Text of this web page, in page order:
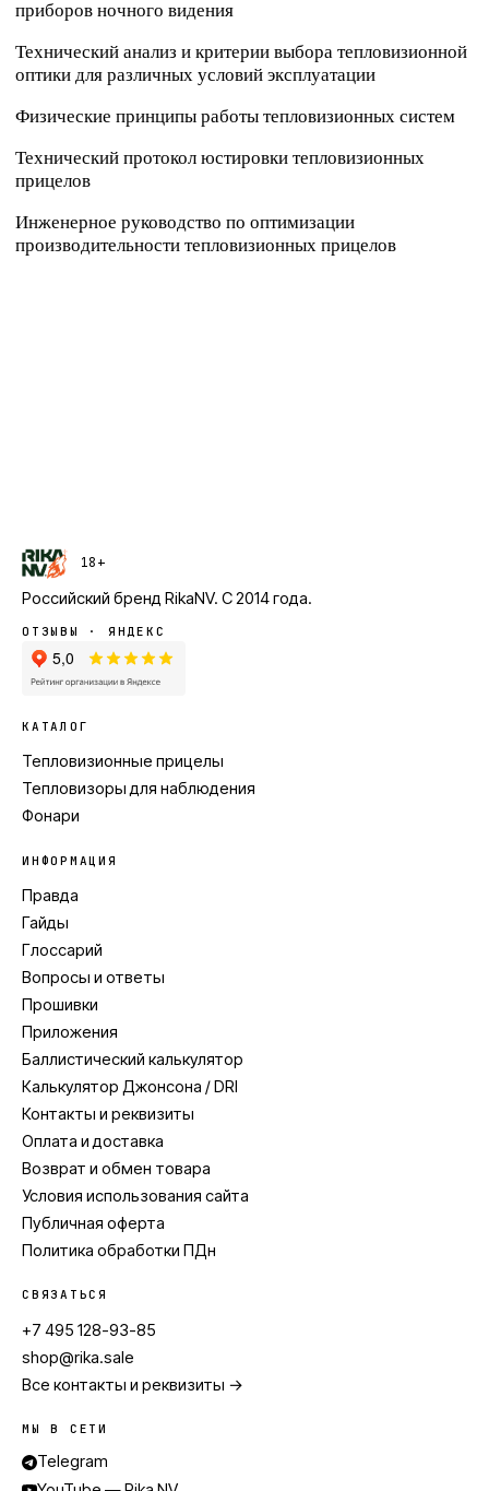
приборов ночного видения
Технический анализ и критерии выбора тепловизионной
оптики для различных условий эксплуатации
Физические принципы работы тепловизионных систем
Технический протокол юстировки тепловизионных
прицелов
Инженерное руководство по оптимизации
производительности тепловизионных прицелов
18+
Российский бренд RikaNV. С2014года.
ОТЗЫВЫ · ЯНДЕКС
КАТАЛОГ
Тепловизионные прицелы
Тепловизоры для наблюдения
Фонари
ИНФОРМАЦИЯ
Правда
Гайды
Глоссарий
Вопросы и ответы
Прошивки
Приложения
Баллистический калькулятор
Калькулятор Джонсона / DRI
Контакты и реквизиты
Оплата и доставка
Возврат и обмен товара
Условия использования сайта
Публичная оферта
Политика обработки ПДн
СВЯЗАТЬСЯ
+7 495 128-93-85
shop@rika.sale
Все контакты и реквизиты →
МЫ В СЕТИ
Telegram